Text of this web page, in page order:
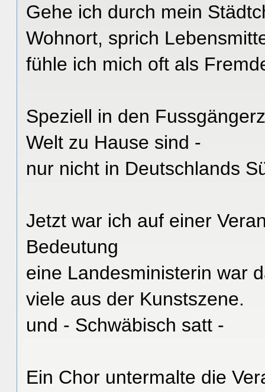
Gehe ich durch mein
Wohnort, sprich
fühle ich mich oft als
Speziell in den
Welt zu Hause sind -
nur nicht in Deutschlands
Jetzt war ich auf einer
Bedeutung
eine Landesministerin war
viele aus der Kunstszene.
und - Schwäbisch satt -
Ein Chor untermalte die